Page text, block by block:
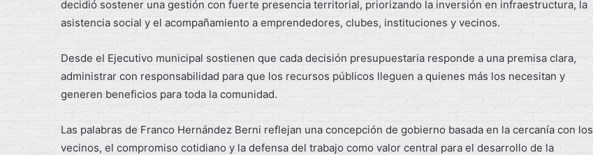
decidió sostener una gestión con fuerte presencia territorial, priorizando la inversión en infraestructura, la
asistencia social y el acompañamiento a emprendedores, clubes, instituciones y vecinos.
Desde el Ejecutivo municipal sostienen que cada decisión presupuestaria responde a una premisa clara,
administrar con responsabilidad para que los recursos públicos lleguen a quienes más los necesitan y
generen beneficios para toda la comunidad.
Las palabras de Franco Hernández Berni reflejan una concepción de gobierno basada en la cercanía con los
vecinos, el compromiso cotidiano y la defensa del trabajo como valor central para el desarrollo de la